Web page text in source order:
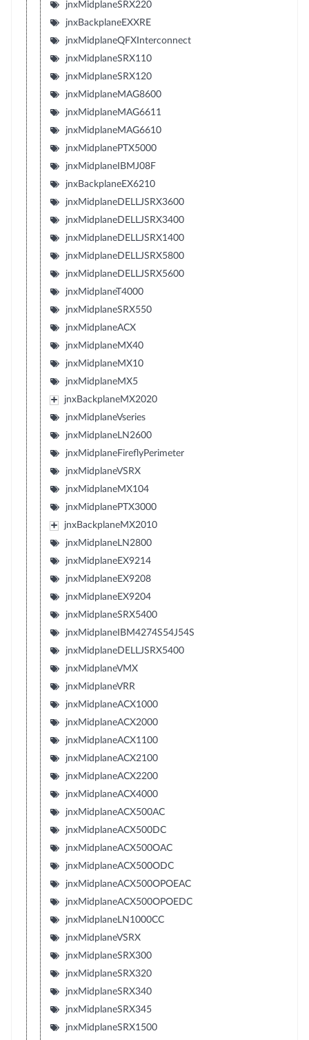
jnxMidplaneSRX220
jnxBackplaneEXXRE
jnxMidplaneQFXInterconnect
jnxMidplaneSRX110
jnxMidplaneSRX120
jnxMidplaneMAG8600
jnxMidplaneMAG6611
jnxMidplaneMAG6610
jnxMidplanePTX5000
jnxMidplaneIBMJ08F
jnxBackplaneEX6210
jnxMidplaneDELLJSRX3600
jnxMidplaneDELLJSRX3400
jnxMidplaneDELLJSRX1400
jnxMidplaneDELLJSRX5800
jnxMidplaneDELLJSRX5600
jnxMidplaneT4000
jnxMidplaneSRX550
jnxMidplaneACX
jnxMidplaneMX40
jnxMidplaneMX10
jnxMidplaneMX5
jnxBackplaneMX2020
jnxMidplaneVseries
jnxMidplaneLN2600
jnxMidplaneFireflyPerimeter
jnxMidplaneVSRX
jnxMidplaneMX104
jnxMidplanePTX3000
jnxBackplaneMX2010
jnxMidplaneLN2800
jnxMidplaneEX9214
jnxMidplaneEX9208
jnxMidplaneEX9204
jnxMidplaneSRX5400
jnxMidplaneIBM4274S54J54S
jnxMidplaneDELLJSRX5400
jnxMidplaneVMX
jnxMidplaneVRR
jnxMidplaneACX1000
jnxMidplaneACX2000
jnxMidplaneACX1100
jnxMidplaneACX2100
jnxMidplaneACX2200
jnxMidplaneACX4000
jnxMidplaneACX500AC
jnxMidplaneACX500DC
jnxMidplaneACX500OAC
jnxMidplaneACX500ODC
jnxMidplaneACX500OPOEAC
jnxMidplaneACX500OPOEDC
jnxMidplaneLN1000CC
jnxMidplaneVSRX
jnxMidplaneSRX300
jnxMidplaneSRX320
jnxMidplaneSRX340
jnxMidplaneSRX345
jnxMidplaneSRX1500